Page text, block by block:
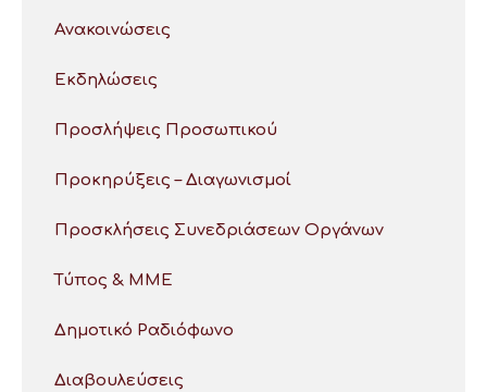
Ανακοινώσεις
Εκδηλώσεις
Προσλήψεις Προσωπικού
Προκηρύξεις – Διαγωνισμοί
Προσκλήσεις Συνεδριάσεων Οργάνων
Τύπος & ΜΜΕ
Δημοτικό Ραδιόφωνο
Διαβουλεύσεις